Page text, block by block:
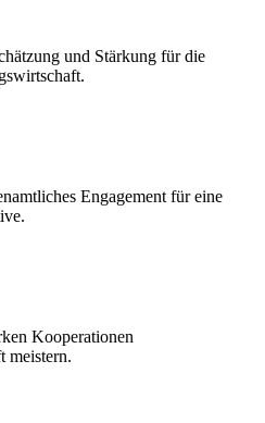
und Stärkung für die
Engagement für eine
Kooperationen
meistern.